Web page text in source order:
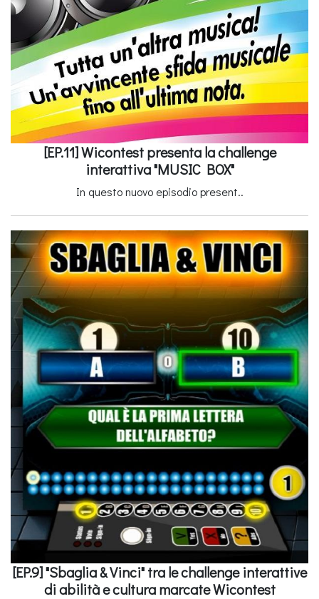
[EP.11] Wicontest presenta la challenge
interattiva "MUSIC BOX"
In questo nuovo episodio present..
[EP.9] "Sbaglia & Vinci" tra le challenge interattive
di abilità e cultura marcate Wicontest